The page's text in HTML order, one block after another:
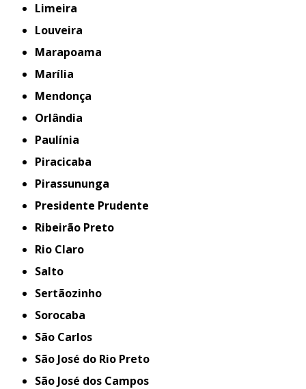
Limeira
Louveira
Marapoama
Marília
Mendonça
Orlândia
Paulínia
Piracicaba
Pirassununga
Presidente Prudente
Ribeirão Preto
Rio Claro
Salto
Sertãozinho
Sorocaba
São Carlos
São José do Rio Preto
São José dos Campos